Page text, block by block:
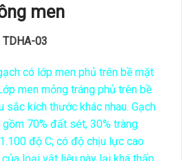
men
03
có lớp men phủ trên bề mặt
men mỏng tráng phủ trên bề
kích thước khác nhau. Gạch
70% đất sét, 30% tràng
độ C; có độ chịu lực cao